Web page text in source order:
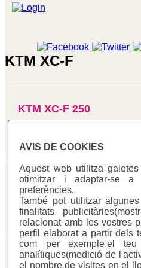
AVIS DE COOKIES
Aquest web utilitza
otimitzar i adaptar-se
preferències.
També pot utilitzar
finalitats
relacionat amb les vostres
perfil elaborat a partir dels
com per exemple,el
analítiques(medició de
el nombre de visites en el
KTM XC-F
KTM XC-F 250
KTM XC-F 350
KTM XC-F 505